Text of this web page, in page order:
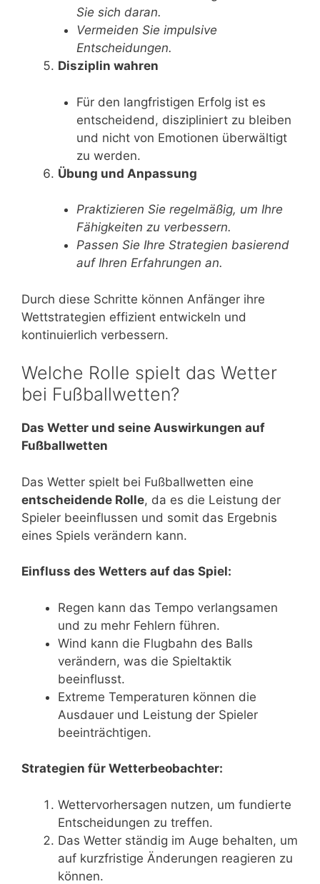
Sie sich daran.
Vermeiden Sie impulsive
Entscheidungen.
Disziplin wahren
Für den langfristigen Erfolg ist es
entscheidend, diszipliniert zu bleiben
und nicht von Emotionen überwältigt
zu werden.
Übung und Anpassung
Praktizieren Sie regelmäßig, um Ihre
Fähigkeiten zu verbessern.
Passen Sie Ihre Strategien basierend
auf Ihren Erfahrungen an.
Durch diese Schritte können Anfänger ihre
Wettstrategien effizient entwickeln und
kontinuierlich verbessern.
Welche Rolle spielt das Wetter
bei Fußballwetten?
Das Wetter und seine Auswirkungen auf
Fußballwetten
Das Wetter spielt bei Fußballwetten eine
entscheidende Rolle, da es die Leistung der
Spieler beeinflussen und somit das Ergebnis
eines Spiels verändern kann.
Einfluss des Wetters auf das Spiel:
Regen kann das Tempo verlangsamen
und zu mehr Fehlern führen.
Wind kann die Flugbahn des Balls
verändern, was die Spieltaktik
beeinflusst.
Extreme Temperaturen können die
Ausdauer und Leistung der Spieler
beeinträchtigen.
Strategien für Wetterbeobachter:
Wettervorhersagen nutzen, um fundierte
Entscheidungen zu treffen.
Das Wetter ständig im Auge behalten, um
auf kurzfristige Änderungen reagieren zu
können.